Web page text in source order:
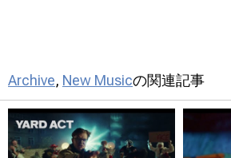
Archive, New Musicの関連記事